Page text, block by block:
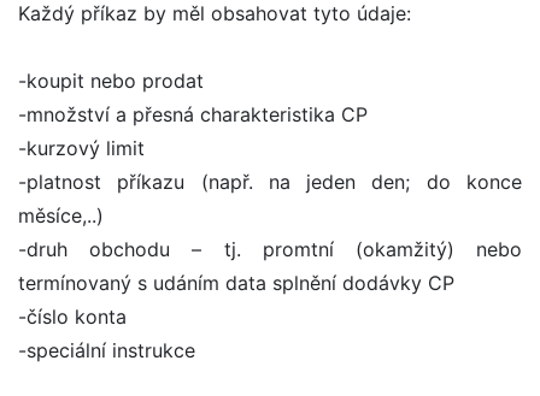
Každý příkaz by měl obsahovat tyto údaje:
-koupit nebo prodat
-množství a přesná charakteristika CP
-kurzový limit
-platnost příkazu (např. na jeden den; do konce
měsíce,..)
-druh obchodu – tj. promtní (okamžitý) nebo
termínovaný s udáním data splnění dodávky CP
-číslo konta
-speciální instrukce